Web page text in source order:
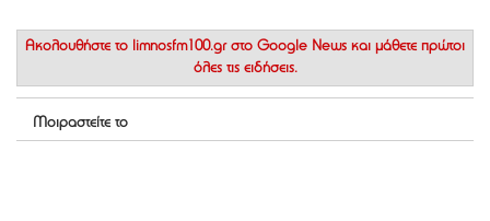
Ακολουθήστε το limnosfm100.gr στο Google News και μάθετε πρώτοι
όλες τις ειδήσεις.
Μοιραστείτε το